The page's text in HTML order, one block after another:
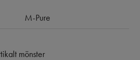
M-Pure
mönster